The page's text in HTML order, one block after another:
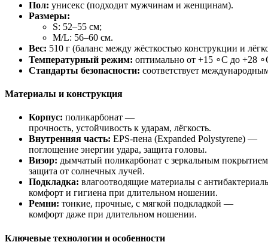
Пол: унисекс (подходит мужчинам и женщинам).
Размеры:
S: 52–55 см;
M/L: 56–60 см.
Вес: 510 г (баланс между жёсткостью конструкции и
Температурный режим: оптимально от +15 ∘C до +28 ∘
Стандарты безопасности: соответствует
Материалы и конструкция
Корпус: поликарбонат —
прочность, устойчивость к ударам, лёгкость.
Внутренняя часть: EPS‑пена (Expanded Polystyrene) —
поглощение энергии удара, защита головы.
Визор: дымчатый поликарбонат с зеркальным покрытием
защита от солнечных лучей.
Подкладка: влагоотводящие материалы с
комфорт и гигиена при длительном ношении.
Ремни: тонкие, прочные, с мягкой подкладкой —
комфорт даже при длительном ношении.
Ключевые технологии и особенности